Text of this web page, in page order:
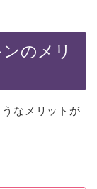
のメリ
なメリットが